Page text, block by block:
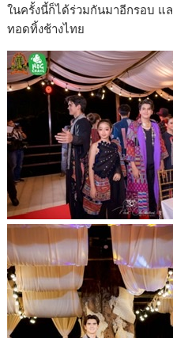
ในครั้งนี้ก็ได้ร่วมกันมาอีกรอบ แ
ทอดทิ้งช้างไทย